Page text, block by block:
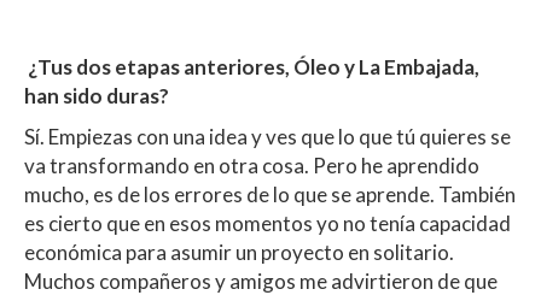
¿Tus dos etapas anteriores, Óleo y La Embajada,
han sido duras?
Sí. Empiezas con una idea y ves que lo que tú quieres se
va transformando en otra cosa. Pero he aprendido
mucho, es de los errores de lo que se aprende. También
es cierto que en esos momentos yo no tenía capacidad
económica para asumir un proyecto en solitario.
Muchos compañeros y amigos me advirtieron de que